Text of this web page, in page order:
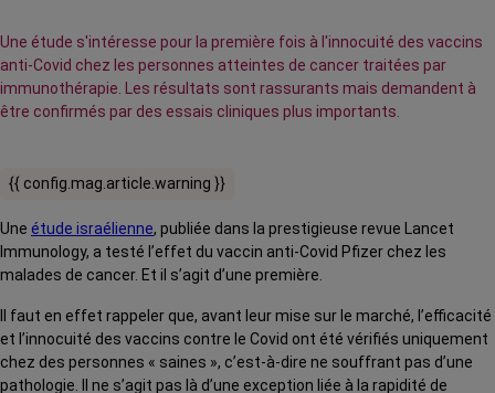
Une étude s'intéresse pour la première fois à l'innocuité des vaccins
anti-Covid chez les personnes atteintes de cancer traitées par
immunothérapie. Les résultats sont rassurants mais demandent à
être confirmés par des essais cliniques plus importants.
{{ config.mag.article.warning }}
Une étude israélienne, publiée dans la prestigieuse revue Lancet
Immunology, a testé l’effet du vaccin anti-Covid Pfizer chez les
malades de cancer. Et il s’agit d’une première.
Il faut en effet rappeler que, avant leur mise sur le marché, l’efficacité
et l’innocuité des vaccins contre le Covid ont été vérifiés uniquement
chez des personnes « saines », c’est-à-dire ne souffrant pas d’une
pathologie. Il ne s’agit pas là d’une exception liée à la rapidité de